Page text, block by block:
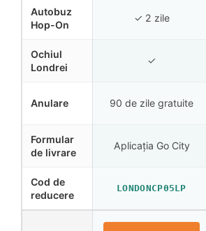
Autobuz
Hop-On
✓ 2 zile
Ochiul
Londrei
✓
Anulare 90 de zile gratuite
Formular
de livrare
Aplicația Go City
Cod de
reducere
LONDONCP05LP